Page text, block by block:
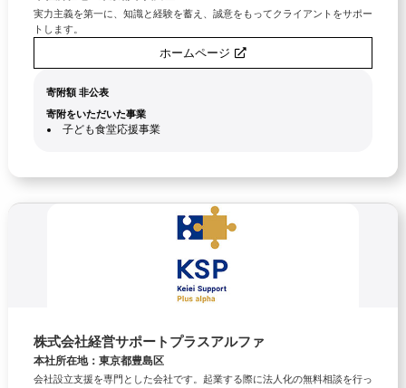
実力主義を第一に、知識と経験を蓄え、誠意をもってクライアントをサポー
トします。
ホームページ
寄附額 非公表
寄附をいただいた事業
子ども食堂応援事業
株式会社経営サポートプラスアルファ
本社所在地：東京都豊島区
会社設立支援を専門とした会社です。起業する際に法人化の無料相談を行っ